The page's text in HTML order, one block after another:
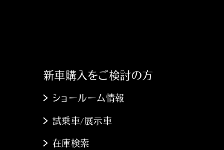
新車購入をご検討の方
ショールーム情報
試乗車/展示車
在庫検索